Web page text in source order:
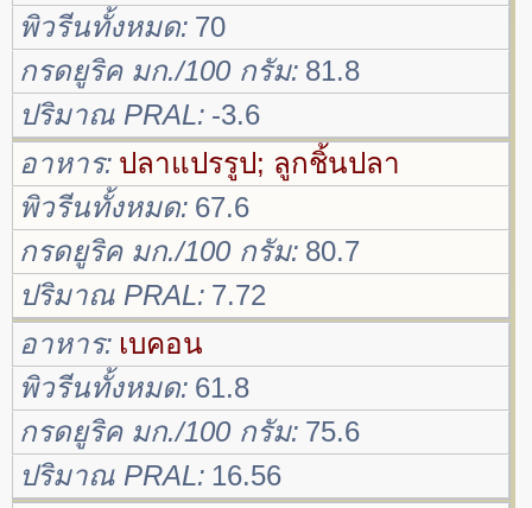
พิวรีนทั้งหมด 70
กรดยูริค มก./100 กรัม 81.8
ปริมาณ PRAL -3.6
อาหาร ปลาแปรรูป; ลูกชิ้นปลา
พิวรีนทั้งหมด 67.6
กรดยูริค มก./100 กรัม 80.7
ปริมาณ PRAL 7.72
อาหาร เบคอน
พิวรีนทั้งหมด 61.8
กรดยูริค มก./100 กรัม 75.6
ปริมาณ PRAL 16.56